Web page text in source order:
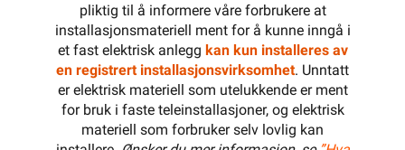
pliktig til å informere våre forbrukere at
installasjonsmateriell ment for å kunne inngå i
et fast elektrisk anlegg kan kun installeres av
en registrert installasjonsvirksomhet. Unntatt
er elektrisk materiell som utelukkende er ment
for bruk i faste teleinstallasjoner, og elektrisk
materiell som forbruker selv lovlig kan